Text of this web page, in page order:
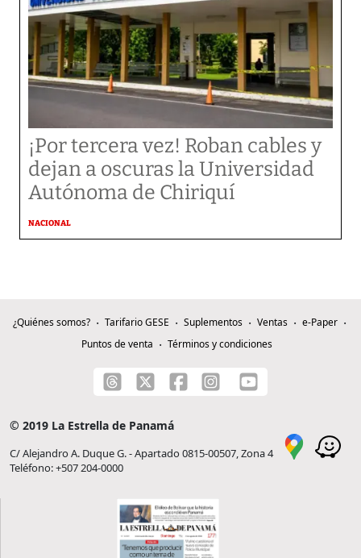
¡Por tercera vez! Roban cables y
dejan a oscuras la Universidad
Autónoma de Chiriquí
NACIONAL
¿Quiénes somos? Tarifario GESE Suplementos Ventas
e-Paper
Puntos de venta
Términos y condiciones
© 2019 La Estrella de Panamá
C/ Alejandro A. Duque G. - Apartado 0815-00507, Zona 4
Teléfono: +507 204-0000